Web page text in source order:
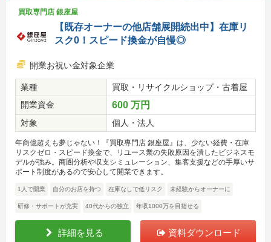
買取専門店 銀座屋
【既存オーナーの他店舗展開続出中】在庫リ
スク0！スピード換金が自慢◎
開業お祝い金対象企業
業種
買取・リサイクルショップ・古着屋
開業資金
600 万円
対象 個人・法人
年商億超えも夢じゃない！『買取専門店 銀座屋』は、少ない経費・在庫
リスクゼロ・スピード換金で、リユース業の失敗原因を潰したビジネスモ
デルが強み。商圏分析や収支シミュレーション、集客支援などの手厚いサ
ポート制度があるので安心して開業できます。
1人で開業 自分のお店を持つ 在庫なしで低リスク 未経験からオーナーに
研修・サポートが充実 40代からの独立 年収1000万を目指せる
詳細を見る 資料ダウンロード